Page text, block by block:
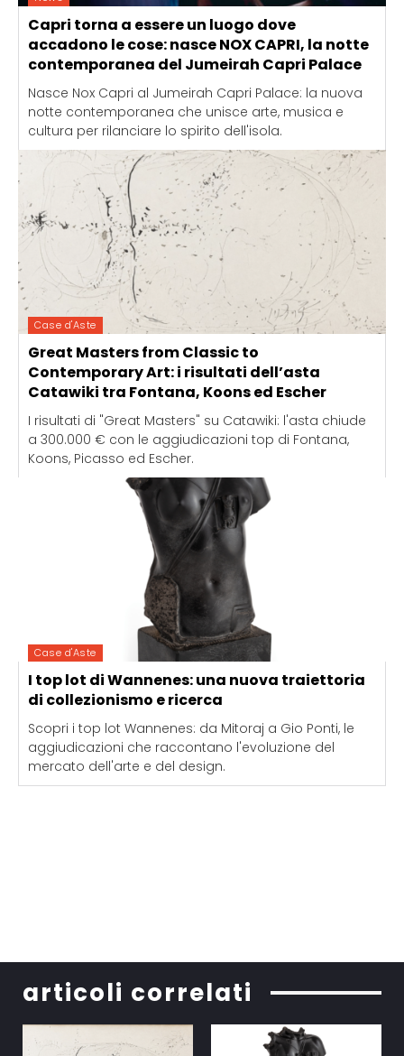
Capri torna a essere un luogo dove
accadono le cose: nasce NOX CAPRI, la notte
contemporanea del Jumeirah Capri Palace
Nasce Nox Capri al Jumeirah Capri Palace: la nuova
notte contemporanea che unisce arte, musica e
cultura per rilanciare lo spirito dell'isola.
Case d'Aste
Great Masters from Classic to
Contemporary Art: i risultati dell’asta
Catawiki tra Fontana, Koons ed Escher
I risultati di "Great Masters" su Catawiki: l'asta chiude
a 300.000 € con le aggiudicazioni top di Fontana,
Koons, Picasso ed Escher.
Case d'Aste
I top lot di Wannenes: una nuova traiettoria
di collezionismo e ricerca
Scopri i top lot Wannenes: da Mitoraj a Gio Ponti, le
aggiudicazioni che raccontano l'evoluzione del
mercato dell'arte e del design.
articoli correlati